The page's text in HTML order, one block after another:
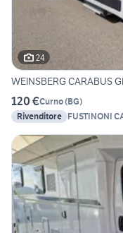
24
WEINSBERG CARABUS
120 €Curno(BG)
Rivenditore FUSTINONI